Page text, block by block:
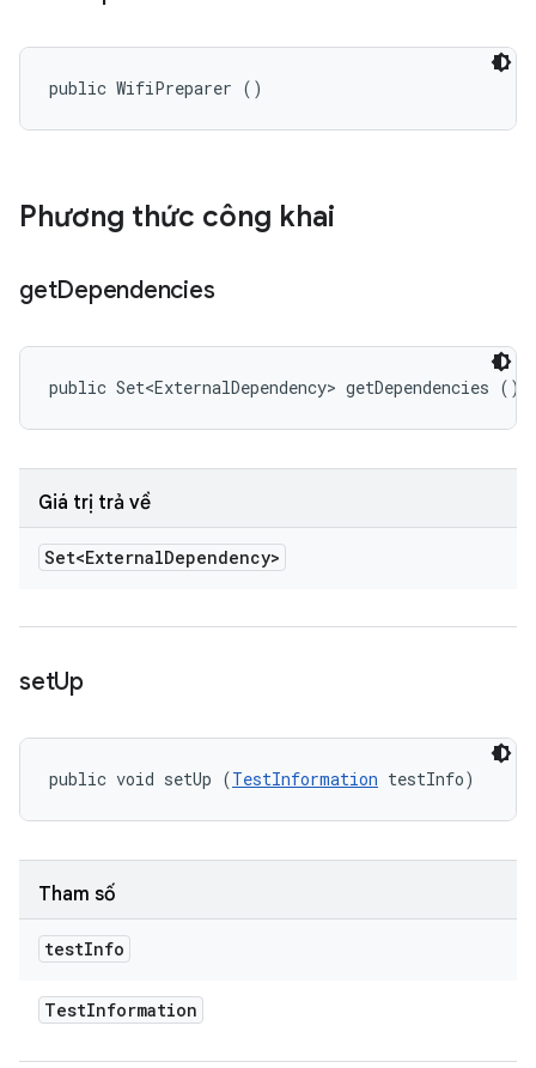
public WifiPreparer ()
Phương thức công khai
getDependencies
public Set<ExternalDependency> getDependencies ()
Giá trị trả về
Set<ExternalDependency>
setUp
public void setUp (TestInformation testInfo)
Tham số
testInfo
TestInformation